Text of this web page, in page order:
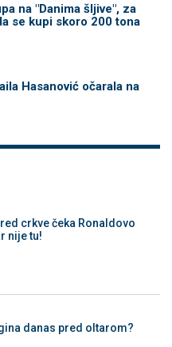
na "Danima šljive", za
se kupi skoro 200 tona
Hasanović očarala na
crkve čeka Ronaldovo
nije tu!
danas pred oltarom?